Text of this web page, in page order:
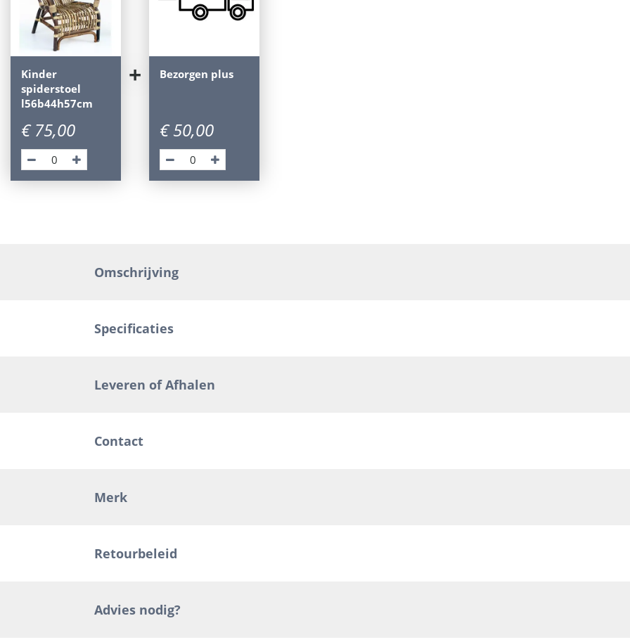
Kinder
spiderstoel
l56b44h57cm
€ 75,00
+ Bezorgen plus
€ 50,00
Omschrijving
Specificaties
Leveren of Afhalen
Contact
Merk
Retourbeleid
Advies nodig?